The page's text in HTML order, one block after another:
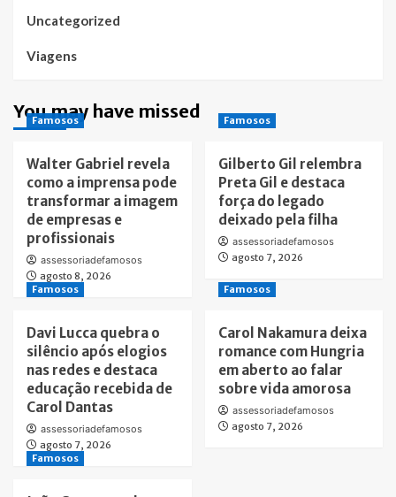
Uncategorized
Viagens
You may have missed
Famosos
Walter Gabriel revela
como a imprensa pode
transformar a imagem
de empresas e
profissionais
assessoriadefamosos
agosto 8, 2026
Famosos
Gilberto Gil relembra
Preta Gil e destaca
força do legado
deixado pela filha
assessoriadefamosos
agosto 7, 2026
Famosos
Davi Lucca quebra o
silêncio após elogios
nas redes e destaca
educação recebida de
Carol Dantas
assessoriadefamosos
agosto 7, 2026
Famosos
Carol Nakamura deixa
romance com Hungria
em aberto ao falar
sobre vida amorosa
assessoriadefamosos
agosto 7, 2026
Famosos